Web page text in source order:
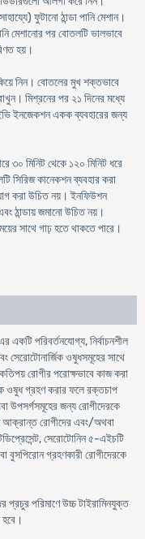
ফুটানো ঠান্ডা পানি মেশান।
মেশানোর পর বোতলটি ভালভাবে
হয়।
নিন। বোতলের মুখ শক্তভাবে
মিশ্রনের পর ২১ দিনের মধ্যে
ইনজেকশন একক ব্যবহারের জন্য
৩০ মিনিট থেকে ১২০ মিনিট ধরে
সিরিজ কানেকশন ব্যবহার করা
করা উচিত নয়। ইনফিউশন
ঠান্ডায় জমানো উচিত নয়।
সাথে গাঢ় হতে থাকতে পারে।
একটি পরিবর্তনযোগ্য, নির্বাচনশীল
সেরোটোনার্জিক ওষুধসমূহের সাথে
রোগীর পরোক্ষভাবে কাজ করা
ওষুধ গ্রহণ করার ফলে রক্তচাপ
উপসর্গসমূহের জন্য রোগীদেরকে
আক্রান্ত রোগীদের এবং/অথবা
সেরোটোনিন ৫-এইচটি
বুসপিরোন গ্রহণকারী রোগীদেরকে
পরিমাণে উচ্চ টাইরামিনযুক্ত
হবে।